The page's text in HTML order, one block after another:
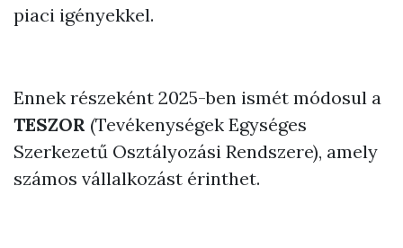
piaci igényekkel.
Ennek részeként 2025-ben ismét módosul a
TESZOR (Tevékenységek Egységes
Szerkezetű Osztályozási Rendszere), amely
számos vállalkozást érinthet.